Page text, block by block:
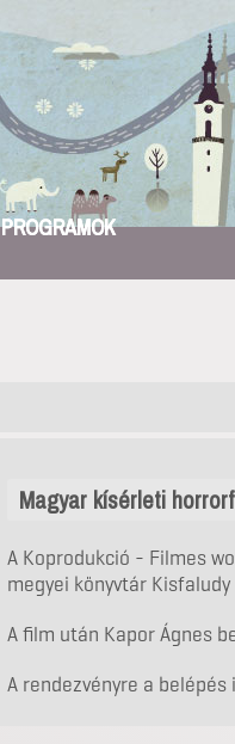
PROGRAMOK
Magyar kísérleti
A Koprodukció - Filmes
megyei könyvtár
A film után Kapor Ágnes
A rendezvényre a belépés